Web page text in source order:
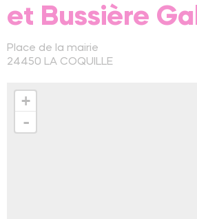
et Bussière
Place de la mairie
24450 LA COQUILLE
+
-